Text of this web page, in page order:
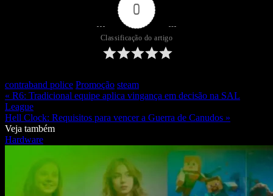
0
Classificação do artigo
contraband police Promoção steam
« R6: Tradicional equipe aplica vingança em decisão na SAL
League
Hell Clock: Requisitos para vencer a Guerra de Canudos »
Veja também
Hardware